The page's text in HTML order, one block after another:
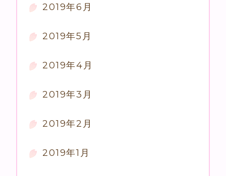
2019年6月
2019年5月
2019年4月
2019年3月
2019年2月
2019年1月